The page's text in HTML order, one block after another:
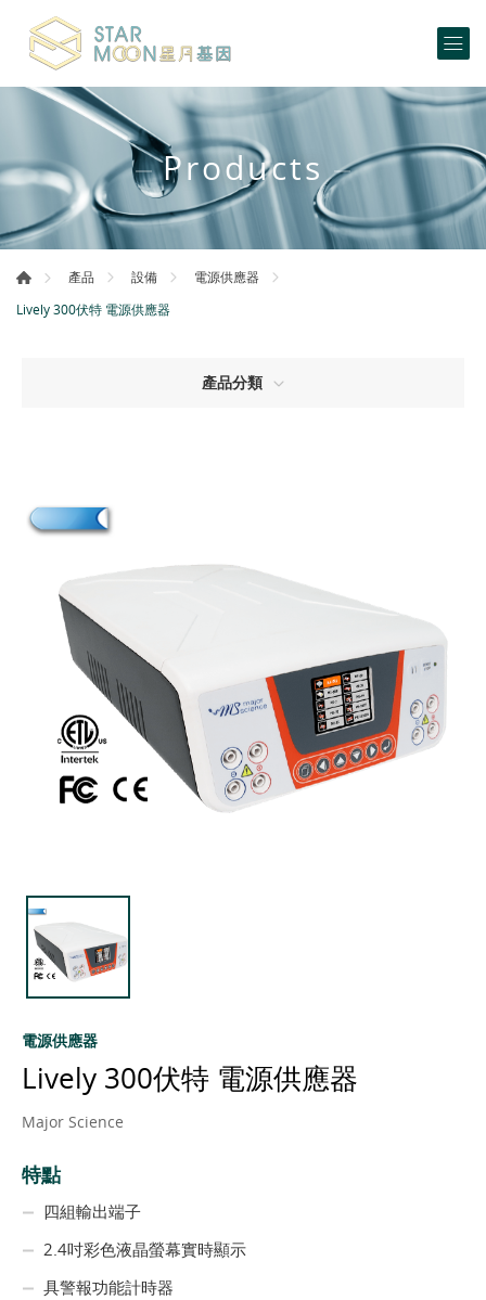
Products
產品 設備
電源供應器
Lively 300伏特 電源供應器
產品分類
電源供應器
Lively 300伏特 電源供應器
Major Science
特點
四組輸出端子
2.4吋彩色液晶螢幕實時顯示
具警報功能計時器